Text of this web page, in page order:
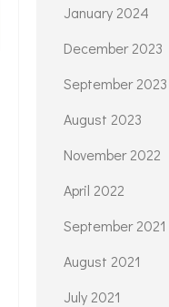
January 2024
December 2023
September 2023
August 2023
November 2022
April 2022
September 2021
August 2021
July 2021